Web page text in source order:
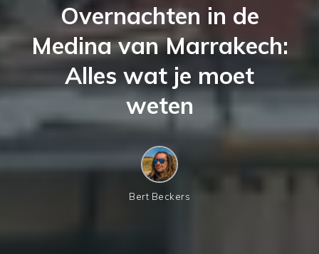
Overnachten in de
Medina van Marrakech:
Alles wat je moet
weten
Bert Beckers